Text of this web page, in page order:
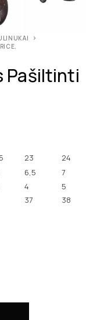
Pašiltinti
23
24
6,5
7
4
5
37 38